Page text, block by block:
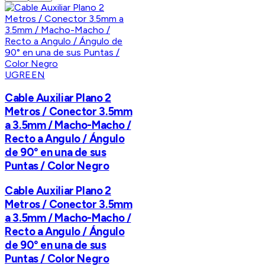
UGREEN
Cable Auxiliar Plano 2
Metros / Conector 3.5mm
a 3.5mm / Macho-Macho /
Recto a Angulo / Ángulo
de 90° en una de sus
Puntas / Color Negro
Cable Auxiliar Plano 2
Metros / Conector 3.5mm
a 3.5mm / Macho-Macho /
Recto a Angulo / Ángulo
de 90° en una de sus
Puntas / Color Negro